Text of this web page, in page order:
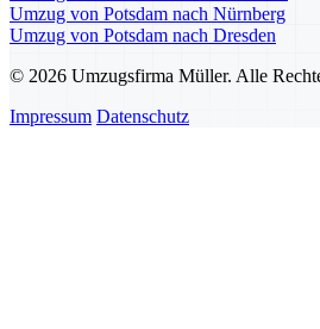
Umzug von Potsdam nach Nürnberg
Umzug von Potsdam nach Dresden
© 2026 Umzugsfirma Müller. Alle
Impressum Datenschutz